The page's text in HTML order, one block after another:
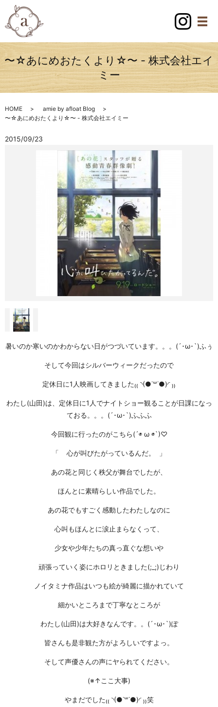
〜☆あにめおたくより☆〜 - 株式会社エイ
ミー
HOME
amie by afloat Blog
〜☆あにめおたくより☆〜 - 株式会社エイミー
2015/09/23
暑いのか寒いのかわからない日がつづいています。。。(´･ω･`)ふぅ
そして今回はシルバーウィークだったので
定休日に1人映画してきました₍₍ ◝(●˙꒳˙●)◜ ₎₎
わたし(山田)は、定休日に1人でナイトショー観ることが日課になっ
ておる。。。(´･ω･`)ふふふ
今回観に行ったのがこちら(´◉ ω ◉`)♡
「 心が叫びたがっているんだ。 」
あの花と同じく秩父が舞台でしたが、
ほんとに素晴らしい作品でした。
あの花でもすごく感動したわたしなのに
心叫もほんとに涙止まらなくって、
少女や少年たちの真っ直ぐな想いや
頑張っていく姿にホロリときました(;_;)じわり
ノイタミナ作品はいつも絵が綺麗に描かれていて
細かいところまで丁寧なところが
わたし(山田)は大好きなんです。。(´･ω･`)ぽ
皆さんも是非観た方がよろしいですよっ。
そして声優さんの声にヤられてください。
(※↑ここ大事)
やまだでした₍₍ ◝(●˙꒳˙●)◜ ₎₎笑